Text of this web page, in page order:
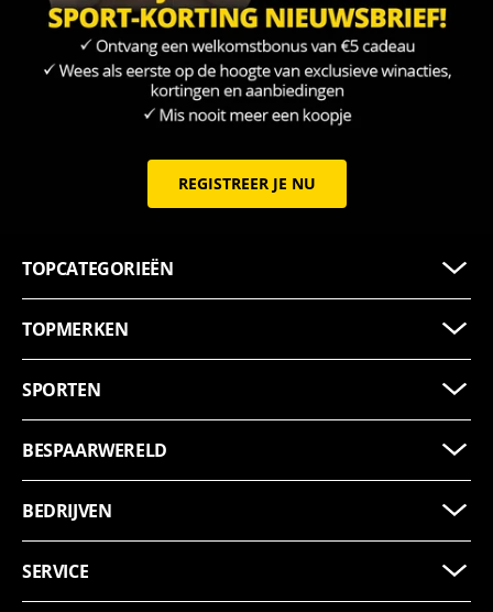
REGISTREER JE NU
TOPCATEGORIEËN
TOPMERKEN
SPORTEN
BESPAARWERELD
BEDRIJVEN
SERVICE